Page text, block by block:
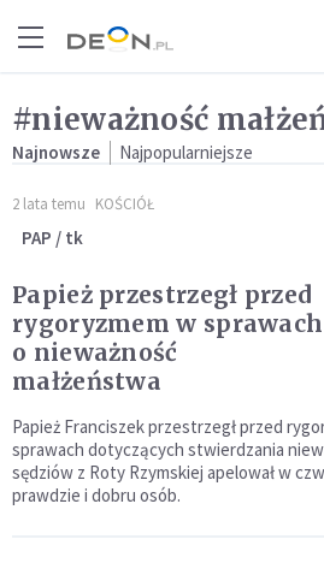
#nieważność
Najnowsze Najpopularniejsze
2 lata temu KOŚCIÓŁ
PAP / tk
Papież przestrzegł przed
rygoryzmem w sprawach
o nieważność
małżeństwa
Papież Franciszek przestrzegł przed
sprawach dotyczących stwierdzania
sędziów z Roty Rzymskiej apelował w
prawdzie i dobru osób.